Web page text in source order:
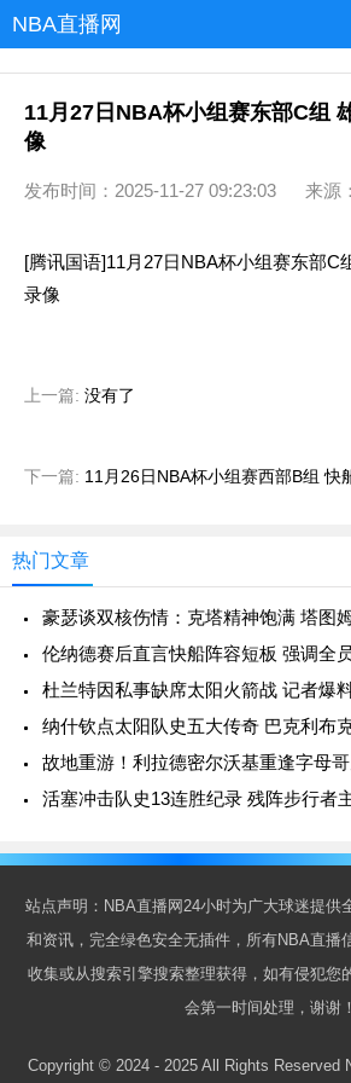
NBA直播网
11月27日NBA杯小组赛东部C组
像
发布时间：2025-11-27 09:23:03 来源
[腾讯国语]11月27日NBA杯小组赛东部C
录像
上一篇: 没有了
下一篇: 11月26日NBA杯小组赛西部B组 快
热门文章
豪瑟谈双核伤情：克塔精神饱满 塔图
伦纳德赛后直言快船阵容短板 强调全
杜兰特因私事缺席太阳火箭战 记者爆
纳什钦点太阳队史五大传奇 巴克利布
活塞冲击队史13连胜纪录 残阵步行者
站点声明：NBA直播网24小时为广大球迷提供
和资讯，完全绿色安全无插件，所有NBA直播
收集或从搜索引擎搜索整理获得，如有侵犯您
会第一时间处理，谢谢！
Copyright © 2024 - 2025 All Rights Reserved